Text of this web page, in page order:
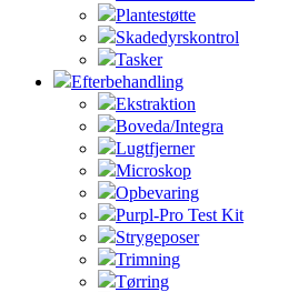
Plantestøtte
Skadedyrskontrol
Tasker
Efterbehandling
Ekstraktion
Boveda/Integra
Lugtfjerner
Microskop
Opbevaring
Purpl-Pro Test Kit
Strygeposer
Trimning
Tørring